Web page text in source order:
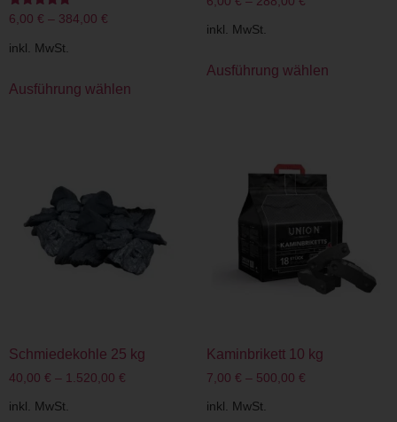
Bewertet
von 5
6,00 € – 384,00 €
inkl. MwSt.
Ausführung wählen
inkl. MwSt.
Ausführung wählen
Schmiedekohle 25 kg
40,00 € – 1.520,00 €
inkl. MwSt.
Kaminbrikett 10 kg
7,00 € – 500,00 €
inkl. MwSt.